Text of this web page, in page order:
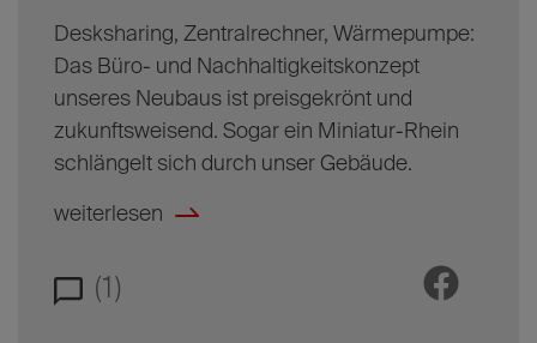
Desksharing, Zentralrechner, Wärmepumpe:
Das Büro- und Nachhaltigkeitskonzept
unseres Neubaus ist preisgekrönt und
zukunftsweisend. Sogar ein Miniatur-Rhein
schlängelt sich durch unser Gebäude.
weiterlesen
(1)